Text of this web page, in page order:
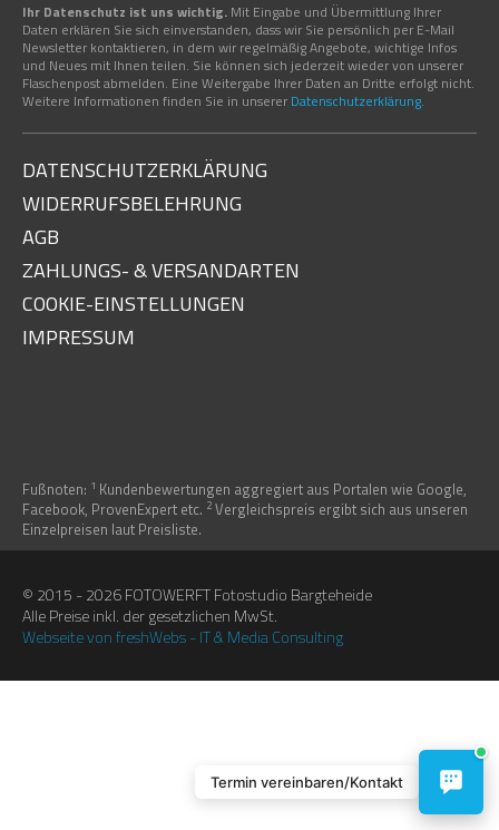
Ihr Datenschutz ist uns wichtig. Mit Eingabe und Übermittlung Ihrer
Daten erklären Sie sich einverstanden, dass wir Sie persönlich per E-Mail
Newsletter kontaktieren, in dem wir regelmäßig Angebote, wichtige Infos
und Neues mit Ihnen teilen. Sie können sich jederzeit wieder von unserer
Flaschenpost abmelden. Eine Weitergabe Ihrer Daten an Dritte erfolgt nicht.
Weitere Informationen finden Sie in unserer Datenschutzerklärung.
DATENSCHUTZERKLÄRUNG
WIDERRUFSBELEHRUNG
AGB
ZAHLUNGS- & VERSANDARTEN
COOKIE-EINSTELLUNGEN
IMPRESSUM
Fußnoten: 1 Kundenbewertungen aggregiert aus Portalen wie Google,
Facebook, ProvenExpert etc. 2 Vergleichspreis ergibt sich aus unseren
Einzelpreisen laut Preisliste.
© 2015 - 2026 FOTOWERFT Fotostudio Bargteheide
Alle Preise inkl. der gesetzlichen MwSt.
Webseite von freshWebs - IT & Media Consulting
Termin vereinbaren
Anrufen
Kontakt
Termin vereinbaren/Kontakt